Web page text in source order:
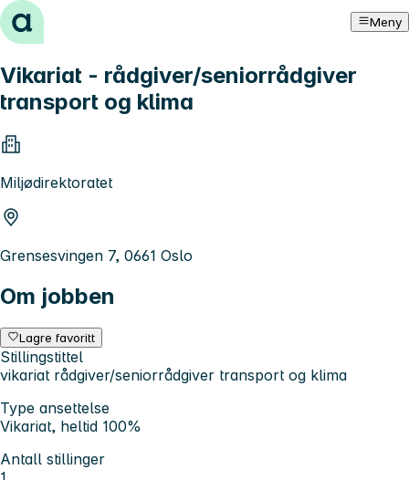
Hopp til innhold Meny
Vikariat - rådgiver/seniorrådgiver
transport og klima
Miljødirektoratet
Grensesvingen 7, 0661 Oslo
Om jobben
Lagre favoritt
Stillingstittel
vikariat rådgiver/seniorrådgiver transport og klima
Type ansettelse
Vikariat, heltid 100%
Antall stillinger